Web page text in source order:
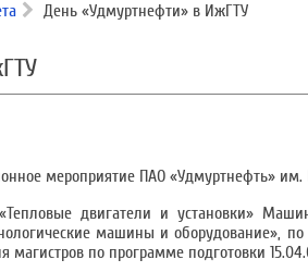
День «Удмуртнефти» в ИжГТУ
мероприятие ПАО «Удмуртнефть»
двигатели и установки»
машины и оборудование»,
магистров по программе подготовки